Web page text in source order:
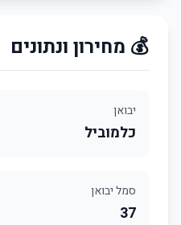
💰 מחירון ונתונים
יבואן
כלמוביל
סמל יבואן
37